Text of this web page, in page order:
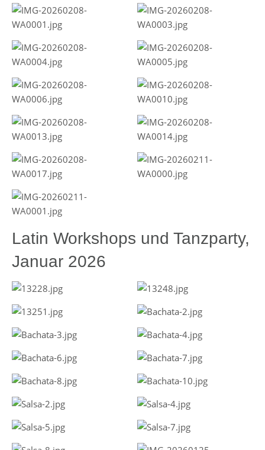
Latin Workshops und Tanzparty,
Januar 2026